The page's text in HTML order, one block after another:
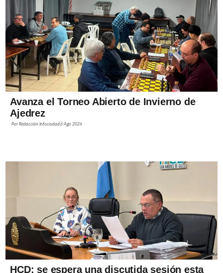
Avanza el Torneo Abierto de Invierno de
Ajedrez
PorRedacción Infociudad6 Ago 2026
HCD: se espera una discutida sesión esta